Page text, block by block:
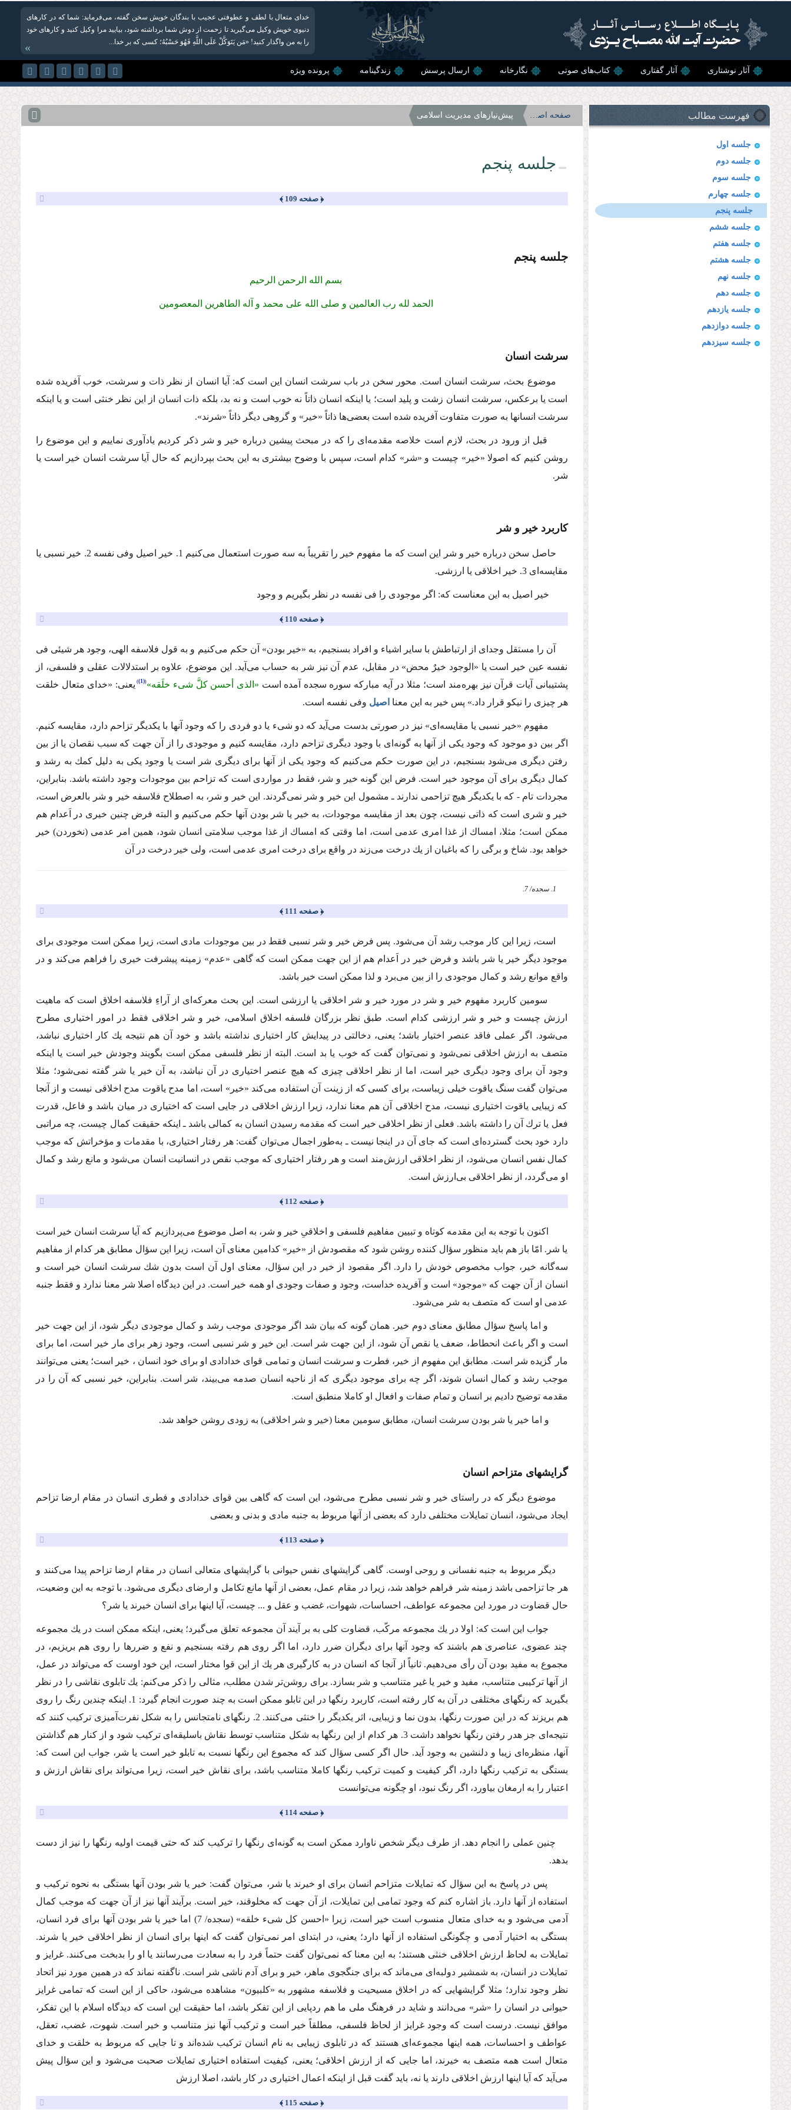
خدای متعال با لطف و عطوفتی عجیب با بندگان خویش سخن گفته، می‌فرماید: شما که در کارهای
دنیوی خویش وکیل می‌گیرید تا زحمت از دوش شما برداشته شود، بیایید مرا وکیل کنید و کارهای خود
را به من واگذار کنید! «مَن یَتَوَكَّلْ عَلَى اللَّهِ فَهُوَ حَسْبُهُ؛ کسی که بر خدا...
»
آثار نوشتاری آثار گفتاری کتاب‌های صوتی نگارخانه ارسال پرسش زندگینامه پرونده ویژه
فهرست مطالب
جلسه اول
جلسه دوم
جلسه سوم
جلسه چهارم
جلسه پنجم
جلسه ششم
جلسه هفتم
جلسه هشتم
جلسه نهم
جلسه دهم
جلسه یازدهم
جلسه دوازدهم
جلسه سیزدهم
صفحه اصلی پیش‌نیازهاى مدیریت اسلامى
جلسه پنجم
﴿ صفحه 109 ﴾
جلسه پنجم
بسم الله الرحمن الرحیم
الحمد لله رب العالمین و صلى الله على محمد و آله الطاهرین المعصومین
سرشت انسان
موضوع بحث، سرشت انسان است. محور سخن در باب سرشت انسان این است كه: آیا انسان از نظر ذات و سرشت، خوب آفریده شده
است یا برعكس، سرشت انسان زشت و پلید است؛ یا اینكه انسان ذاتاً نه خوب است و نه بد، بلكه ذات انسان از این نظر خنثى است و یا اینكه
سرشت انسانها به صورت متفاوت آفریده شده است بعضى‌ها ذاتاً «خیر» و گروهى دیگر ذاتاً «شرند».
قبل از ورود در بحث، لازم است خلاصه مقدمه‌اى را كه در مبحث پیشین درباره خیر و شر ذكر كردیم یادآورى نماییم و این موضوع را
روشن كنیم كه اصولا «خیر» چیست و «شر» كدام است، سپس با وضوح بیشترى به این بحث بپردازیم كه حال آیا سرشت انسان خیر است یا
شر.
كاربرد خیر و شر
حاصل سخن درباره خیر و شر این است كه ما مفهوم خیر را تقریباً به سه صورت استعمال مى‌كنیم 1. خیر اصیل وفى نفسه 2. خیر نسبى یا
مقایسه‌اى 3. خیر اخلاقى یا ارزشى.
خیر اصیل به این معناست كه: اگر موجودى را فى نفسه در نظر بگیریم و وجود
﴿ صفحه 110 ﴾
آن را مستقل وجداى از ارتباطش با سایر اشیاء و افراد بسنجیم، به «خیر بودن» آن حكم مى‌كنیم و به قول فلاسفه الهى، وجود هر شیئى فى
نفسه عین خیر است یا «الوجود خیرٌ محض» در مقابل، عدم آن نیز شر به حساب مى‌آید. این موضوع، علاوه بر استدلالات عقلى و فلسفى، از
پشتیبانى آیات قرآن نیز بهره‌مند است؛ مثلا در آیه مباركه سوره سجده آمده است «الذی أحسن كلَّ شیء خلَقه» (1)
یعنى: «خداى متعال خلقت
هر چیزى را نیكو قرار داد.» پس خیر به این معنا اصیل وفى نفسه است.
مفهوم «خیر نسبى یا مقایسه‌اى» نیز در صورتى بدست مى‌آید كه دو شىء یا دو فردى را كه وجود آنها با یكدیگر تزاحم دارد، مقایسه كنیم.
اگر بین دو موجود كه وجود یكى از آنها به گونه‌اى با وجود دیگرى تزاحم دارد، مقایسه كنیم و موجودى را از آن جهت كه سبب نقصان یا از بین
رفتن دیگرى مى‌شود بسنجیم، در این صورت حكم مى‌كنیم كه وجود یكى از آنها براى دیگرى شر است یا وجود یكى به دلیل كمك به رشد و
كمال دیگرى براى آن موجود خیر است. فرض این گونه خیر و شر، فقط در مواردى است كه تزاحم بین موجودات وجود داشته باشد. بنابراین،
مجردات تام - كه با یكدیگر هیچ تزاحمى ندارند ـ مشمول این خیر و شر نمى‌گردند. این خیر و شر، به اصطلاح فلاسفه خیر و شر بالعرض است،
خیر و شرى است كه ذاتى نیست، چون بعد از مقایسه موجودات، به خیر یا شر بودن آنها حكم مى‌كنیم و البته فرض چنین خیرى در اَعدام هم
ممكن است؛ مثلا، امساك از غذا امرى عدمى است، اما وقتى كه امساك از غذا موجب سلامتى انسان شود، همین امر عدمى (نخوردن) خیر
خواهد بود. شاخ و برگى را كه باغبان از یك درخت مى‌زند در واقع براى درخت امرى عدمى است، ولى خیر درخت در آن
1. سجده/ 7.
﴿ صفحه 111 ﴾
است، زیرا این كار موجب رشد آن مى‌شود. پس فرض خیر و شر نسبى فقط در بین موجودات مادى است، زیرا ممكن است موجودى براى
موجود دیگر خیر یا شر باشد و فرض خیر در اَعدام هم از این جهت ممكن است كه گاهى «عدم» زمینه پیشرفت خیرى را فراهم مى‌كند و در
واقع موانع رشد و كمال موجودى را از بین مى‌برد و لذا ممكن است خیر باشد.
سومین كاربرد مفهوم خیر و شر در مورد خیر و شر اخلاقى یا ارزشى است. این بحث معركه‌اى از آراءِ فلاسفه اخلاق است كه ماهیت
ارزش چیست و خیر و شر ارزشى كدام است. طبق نظر بزرگان فلسفه اخلاق اسلامى، خیر و شر اخلاقى فقط در امور اختیارى مطرح
مى‌شود. اگر عملى فاقد عنصر اختیار باشد؛ یعنى، دخالتى در پیدایش كار اختیارى نداشته باشد و خود آن هم نتیجه یك كار اختیارى نباشد،
متصف به ارزش اخلاقى نمى‌شود و نمى‌توان گفت كه خوب یا بد است. البته از نظر فلسفى ممكن است بگویند وجودش خیر است یا اینكه
وجود آن براى وجود دیگرى خیر است، اما از نظر اخلاقى چیزى كه هیچ عنصر اختیارى در آن نباشد، به آن خیر یا شر گفته نمى‌شود؛ مثلا
مى‌توان گفت سنگ یاقوت خیلى زیباست، براى كسى كه از زینت آن استفاده مى‌كند «خیر» است، اما مدح یاقوت مدح اخلاقى نیست و از آنجا
كه زیبایى یاقوت اختیارى نیست، مدح اخلاقى آن هم معنا ندارد، زیرا ارزش اخلاقى در جایى است كه اختیارى در میان باشد و فاعل، قدرت
فعل یا ترك آن را داشته باشد. فعلى از نظر اخلاقى خیر است كه مقدمه رسیدن انسان به كمالى باشد ـ اینكه حقیقت كمال چیست، چه مراتبى
دارد خود بحث گسترده‌اى است كه جاى آن در اینجا نیست ـ به‌طور اجمال مى‌توان گفت: هر رفتار اختیارى، با مقدمات و مؤخراتش كه موجب
كمال نفس انسان مى‌شود، از نظر اخلاقى ارزش‌مند است و هر رفتار اختیارى كه موجب نقص در انسانیت انسان مى‌شود و مانع رشد و كمال
او مى‌گردد، از نظر اخلاقى بى‌ارزش است.
﴿ صفحه 112 ﴾
اكنون با توجه به این مقدمه كوتاه و تبیین مفاهیم فلسفى و اخلاقىِ خیر و شر، به اصل موضوع مى‌پردازیم كه آیا سرشت انسان خیر است
یا شر. امّا باز هم باید منظور سؤال كننده روشن شود كه مقصودش از «خیر» كدامین معناى آن است، زیرا این سؤال مطابق هر كدام از مفاهیم
سه‌گانه خیر، جواب مخصوص خودش را دارد. اگر مقصود از خیر در این سؤال، معناى اول آن است بدون شك سرشت انسان خیر است و
انسان از آن جهت كه «موجود» است و آفریده خداست، وجود و صفات وجودى او همه خیر است. در این دیدگاه اصلا شر معنا ندارد و فقط جنبه
عدمى او است كه متصف به شر مى‌شود.
و اما پاسخ سؤال مطابق معناى دوم خیر. همان گونه كه بیان شد اگر موجودى موجب رشد و كمال موجودى دیگر شود، از این جهت خیر
است و اگر باعث انحطاط، ضعف یا نقص آن شود، از این جهت شر است. این خیر و شر نسبى است، وجود زهر براى مار خیر است، اما براى
مار گزیده شر است. مطابق این مفهوم از خیر، فطرت و سرشت انسان و تمامى قواى خدادادى او براى خود انسان ، خیر است؛ یعنى مى‌توانند
موجب رشد و كمال انسان شوند، اگر چه براى موجود دیگرى كه از ناحیه انسان صدمه مى‌بیند، شر است. بنابراین، خیر نسبى كه آن را در
مقدمه توضیح دادیم بر انسان و تمام صفات و افعال او كاملا منطبق است.
و اما خیر یا شر بودن سرشت انسان، مطابق سومین معنا (خیر و شر اخلاقى) به زودى روشن خواهد شد.
گرایشهاى متزاحم انسان
موضوع دیگر كه در راستاى خیر و شر نسبى مطرح مى‌شود، این است كه گاهى بین قواى خدادادى و فطرى انسان در مقام ارضا تزاحم
ایجاد مى‌شود، انسان تمایلات مختلفى دارد كه بعضى از آنها مربوط به جنبه مادى و بدنى و بعضى
﴿ صفحه 113 ﴾
دیگر مربوط به جنبه نفسانى و روحى اوست. گاهى گرایشهاى نفس حیوانى با گرایشهاى متعالى انسان در مقام ارضا تزاحم پیدا مى‌كنند و
هر جا تزاحمى باشد زمینه شر فراهم خواهد شد، زیرا در مقام عمل، بعضى از آنها مانع تكامل و ارضاى دیگرى مى‌شود. با توجه به این وضعیت،
حال قضاوت در مورد این مجموعه عواطف، احساسات، شهوات، غضب و عقل و ... چیست، آیا اینها براى انسان خیرند یا شر؟
جواب این است كه: اولا در یك مجموعه مركّب، قضاوت كلى به بر آیند آن مجموعه تعلق مى‌گیرد؛ یعنى، اینكه ممكن است در یك مجموعه
چند عضوى، عناصرى هم باشند كه وجود آنها براى دیگران ضرر دارد، اما اگر روى هم رفته بسنجیم و نفع و ضررها را روى هم بریزیم، در
مجموع به مفید بودن آن رأى مى‌دهیم. ثانیاً از آنجا كه انسان در به كارگیرى هر یك از این قوا مختار است، این خود اوست كه مى‌تواند در عمل،
از آنها تركیبى متناسب، مفید و خیر یا غیر متناسب و شر بسازد. براى روشن‌تر شدن مطلب، مثالى را ذكر مى‌كنم: یك تابلوى نقاشى را در نظر
بگیرید كه رنگهاى مختلفى در آن به كار رفته است، كاربرد رنگها در این تابلو ممكن است به چند صورت انجام گیرد: 1. اینكه چندین رنگ را روى
هم بریزند كه در این صورت رنگها، بدون نما و زیبایى، اثر یكدیگر را خنثى مى‌كنند. 2. رنگهاى نامتجانس را به شكل نفرت‌آمیزى تركیب كنند كه
نتیجه‌اى جز هدر رفتن رنگها نخواهد داشت 3. هر كدام از این رنگها به شكل متناسب توسط نقاش باسلیقه‌اى تركیب شود و از كنار هم گذاشتن
آنها، منظره‌اى زیبا و دلنشین به وجود آید. حال اگر كسى سؤال كند كه مجموع این رنگها نسبت به تابلو خیر است یا شر، جواب این است كه:
بستگى به تركیب رنگها دارد، اگر كیفیت و كمیت تركیب رنگها كاملا متناسب باشد، براى نقاش خیر است، زیرا مى‌تواند براى نقاش ارزش و
اعتبار را به ارمغان بیاورد، اگر رنگ نبود، او چگونه مى‌توانست
﴿ صفحه 114 ﴾
چنین عملى را انجام دهد. از طرف دیگر شخص ناوارد ممكن است به گونه‌اى رنگها را تركیب كند كه حتى قیمت اولیه رنگها را نیز از دست
بدهد.
پس در پاسخ به این سؤال كه تمایلات متزاحم انسان براى او خیرند یا شر، مى‌توان گفت: خیر یا شر بودن آنها بستگى به نحوه تركیب و
استفاده از آنها دارد. باز اشاره كنم كه وجود تمامى این تمایلات، از آن جهت كه مخلوقند، خیر است. برآیند آنها نیز از آن جهت كه موجب كمال
آدمى مى‌شود و به خداى متعال منسوب است خیر است، زیرا «احسن كل شىء خلقه» (سجده/ 7) اما خیر یا شر بودن آنها براى فرد انسان،
بستگى به اختیار آدمى و چگونگى استفاده از آنها دارد؛ یعنى، در ابتداى امر نمى‌توان گفت كه اینها براى انسان از نظر اخلاقى خیر یا شرند.
تمایلات به لحاظ ارزش اخلاقى خنثى هستند؛ به این معنا كه نمى‌توان گفت حتماً فرد را به سعادت مى‌رسانند یا او را بدبخت مى‌كنند. غرایز و
تمایلات در انسان، به شمشیر دولبه‌اى مى‌ماند كه براى جنگجوى ماهر، خیر و براى آدم ناشى شر است. ناگفته نماند كه در همین مورد نیز اتحاد
نظر وجود ندارد؛ مثلا گرایشهایى كه در اخلاق مسیحیت و فلاسفه مشهور به «كلبیون» مشاهده مى‌شود، حاكى از این است كه تمامى غرایز
حیوانى در انسان را «شر» مى‌دانند و شاید در فرهنگ ملى ما هم ردپایى از این تفكر باشد، اما حقیقت این است كه دیدگاه اسلام با این تفكر،
موافق نیست. درست است كه وجود غرایز از لحاظ فلسفى، مطلقاً خیر است و تركیب آنها نیز متناسب و خیر است. شهوت، غضب، تعقل،
عواطف و احساسات، همه اینها مجموعه‌اى هستند كه در تابلوى زیبایى به نام انسان تركیب شده‌اند و تا جایى كه مربوط به خلقت و خداى
متعال است همه متصف به خیرند، اما جایى كه از ارزش اخلاقى؛ یعنى، كیفیت استفاده اختیارى تمایلات صحبت مى‌شود و این سؤال پیش
مى‌آید كه آیا اینها ارزش اخلاقى دارند یا نه، باید گفت قبل از اینكه اعمال اختیارى در كار باشد، اصلا ارزش
﴿ صفحه 115 ﴾